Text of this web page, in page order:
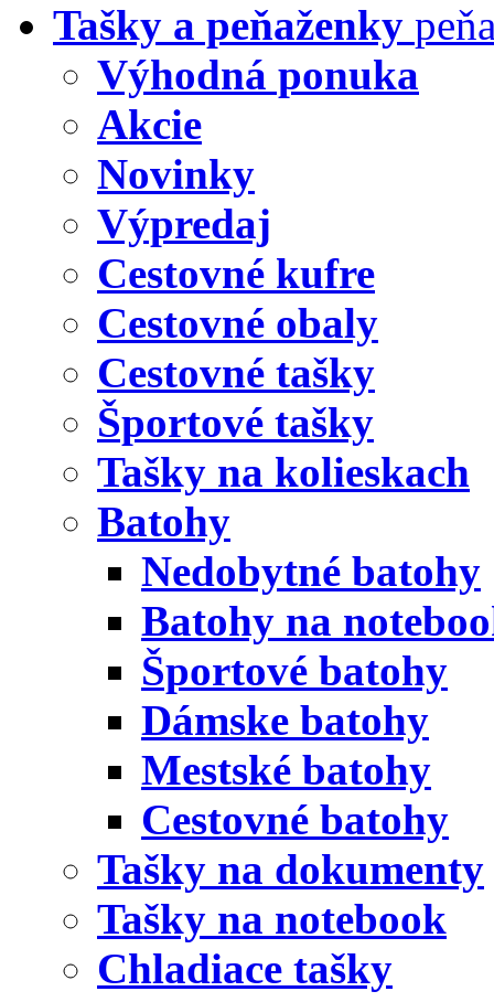
Tašky a peňaženky
Výhodná ponuka
Akcie
Novinky
Výpredaj
Cestovné kufre
Cestovné obaly
Cestovné tašky
Športové tašky
Tašky na kolieskach
Batohy
Nedobytné batohy
Batohy na
Športové batohy
Dámske batohy
Mestské batohy
Cestovné batohy
Tašky na dokumenty
Tašky na notebook
Chladiace tašky